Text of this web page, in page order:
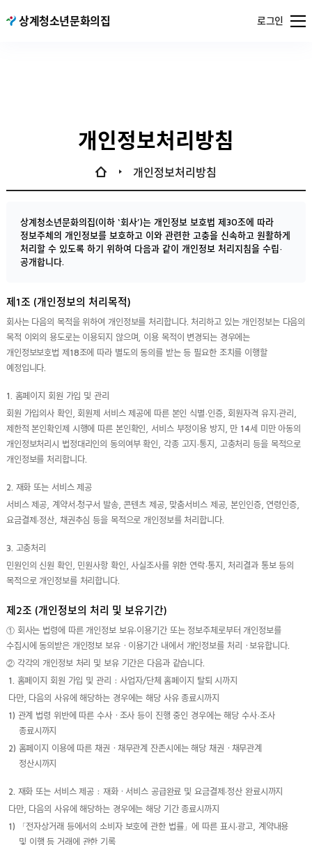
서울특별시
상계청소년문화의집 로그인열기
개인정보처리방침
개인정보처리방침
상계청소년문화의집(이하 ‘회사’)는 개인정보 보호법 제30조에 따라
정보주체의 개인정보를 보호하고 이와 관련한 고충을 신속하고 원활하게
처리할 수 있도록 하기 위하여 다음과 같이 개인정보 처리지침을 수립·
공개합니다.
제1조 (개인정보의 처리목적)
회사는 다음의 목적을 위하여 개인정보를 처리합니다. 처리하고 있는 개인정보는 다음의
목적 이외의 용도로는 이용되지 않으며, 이용 목적이 변경되는 경우에는
개인정보보호법 제18조에 따라 별도의 동의를 받는 등 필요한 조치를 이행할
예정입니다.
1. 홈페이지 회원 가입 및 관리
회원 가입의사 확인, 회원제 서비스 제공에 따른 본인 식별·인증, 회원자격 유지·관리,
제한적 본인확인제 시행에 따른 본인확인, 서비스 부정이용 방지, 만 14세 미만 아동의
개인정보처리시 법정대리인의 동의여부 확인, 각종 고지·통지, 고충처리 등을 목적으로
개인정보를 처리합니다.
2. 재화 또는 서비스 제공
서비스 제공, 계약서·청구서 발송, 콘텐츠 제공, 맞춤서비스 제공, 본인인증, 연령인증,
요금결제·정산, 채권추심 등을 목적으로 개인정보를 처리합니다.
3. 고충처리
민원인의 신원 확인, 민원사항 확인, 사실조사를 위한 연락·통지, 처리결과 통보 등의
목적으로 개인정보를 처리합니다.
제2조 (개인정보의 처리 및 보유기간)
① 회사는 법령에 따른 개인정보 보유·이용기간 또는 정보주체로부터 개인정보를
수집시에 동의받은 개인정보 보유ㆍ이용기간 내에서 개인정보를 처리ㆍ보유합니다.
② 각각의 개인정보 처리 및 보유 기간은 다음과 같습니다.
1. 홈페이지 회원 가입 및 관리 : 사업자/단체 홈페이지 탈퇴 시까지
다만, 다음의 사유에 해당하는 경우에는 해당 사유 종료시까지
1) 관계 법령 위반에 따른 수사ㆍ조사 등이 진행 중인 경우에는 해당 수사·조사
종료시까지
2) 홈페이지 이용에 따른 채권ㆍ채무관계 잔존시에는 해당 채권ㆍ채무관계
정산시까지
2. 재화 또는 서비스 제공 : 재화ㆍ서비스 공급완료 및 요금결제·정산 완료시까지
다만, 다음의 사유에 해당하는 경우에는 해당 기간 종료시까지
1) 「전자상거래 등에서의 소비자 보호에 관한 법률」에 따른 표시·광고, 계약내용
및 이행 등 거래에 관한 기록